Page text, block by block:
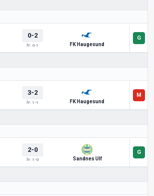
0-2
İY: 0-1 FK Haugesund
3-2
İY: 1-1 FK Haugesund
2-0
İY: 1-0 Sandnes Ulf